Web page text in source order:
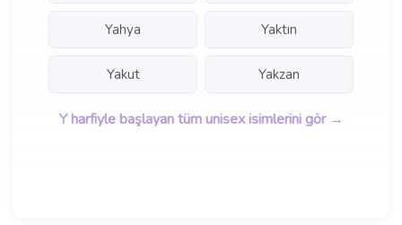
Yahya Yaktın
Yakut Yakzan
Y harfiyle başlayan tüm unisex isimlerini gör →